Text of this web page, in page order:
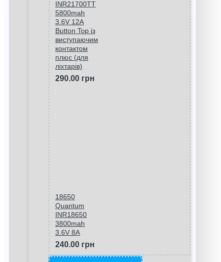
INR21700TT
5800mah
3.6V 12A
Button Top із
виступаючим
контактом
плюс (для
ліхтарів)
290.00 грн
18650
Quantum
INR18650
3800mah
3.6V 8A
240.00 грн